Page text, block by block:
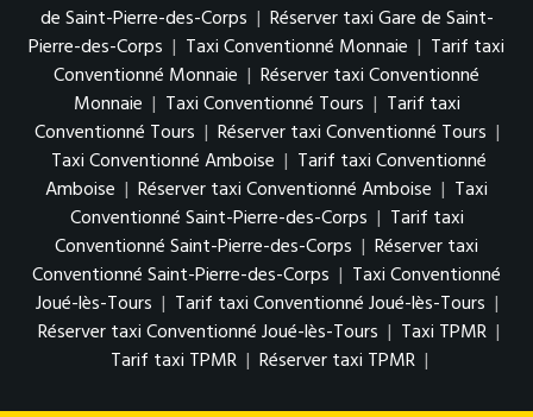
de Saint-Pierre-des-Corps | Réserver taxi Gare de Saint-
Pierre-des-Corps | Taxi Conventionné Monnaie | Tarif taxi
Conventionné Monnaie | Réserver taxi Conventionné
Monnaie | Taxi Conventionné Tours | Tarif taxi
Conventionné Tours | Réserver taxi Conventionné Tours |
Taxi Conventionné Amboise | Tarif taxi Conventionné
Amboise | Réserver taxi Conventionné Amboise | Taxi
Conventionné Saint-Pierre-des-Corps | Tarif taxi
Conventionné Saint-Pierre-des-Corps | Réserver taxi
Conventionné Saint-Pierre-des-Corps | Taxi Conventionné
Joué-lès-Tours | Tarif taxi Conventionné Joué-lès-Tours |
Réserver taxi Conventionné Joué-lès-Tours | Taxi TPMR |
Tarif taxi TPMR | Réserver taxi TPMR |